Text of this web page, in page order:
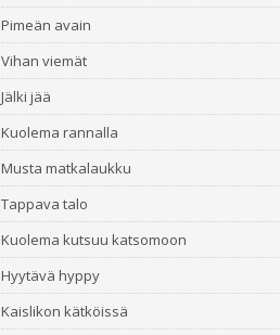
Pimeän avain
Vihan viemät
Jälki jää
Kuolema rannalla
Musta matkalaukku
Tappava talo
Kuolema kutsuu katsomoon
Hyytävä hyppy
Kaislikon kätköissä